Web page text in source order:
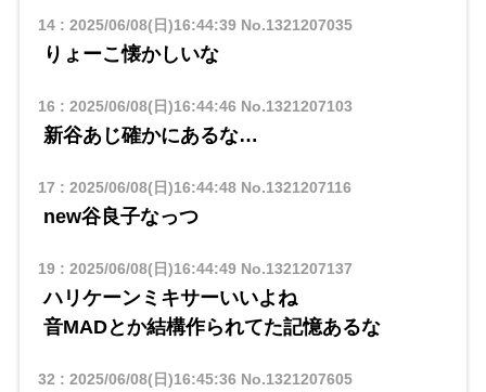
14: 2025/06/08(日)16:44:39No.1321207035
りょーこ懐かしいな
16 : 2025/06/08(日)16:44:46 No.1321207103
新谷あじ確かにあるな…
17 : 2025/06/08(日)16:44:48No.1321207116
new谷良子なっつ
19: 2025/06/08(日)16:44:49No.1321207137
ハリケーンミキサーいいよね
音MADとか結構作られてた記憶あるな
32 : 2025/06/08(日)16:45:36 No.1321207605